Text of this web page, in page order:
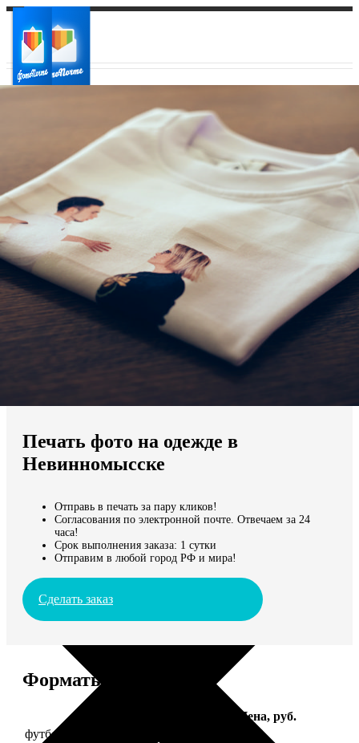
Ваш регион доставки
Выберите из списка:
Мы доставляем по всему миру
Продолжить без города
Печать фото на одежде в
Невинномысске
Отправь в печать за пару кликов!
Согласования по электронной почте. Отвечаем за 24
часа!
Срок выполнения заказа: 1 сутки
Отправим в любой город РФ и мира!
Сделать заказ
Форматы и цены
Цена, руб.
футболка детская с фото рост 118 см
1490